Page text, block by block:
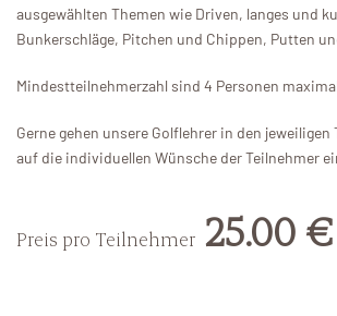
ausgewählten Themen wie Driven, langes und
Bunkerschläge, Pitchen und Chippen, Putten
Mindestteilnehmerzahl sind 4 Personen
Gerne gehen unsere Golflehrer in den
auf die individuellen Wünsche der Teilnehmer
Preis pro Teilnehmer 25.00 €